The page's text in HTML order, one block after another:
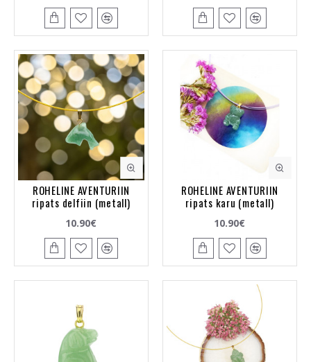
ROHELINE AVENTURIIN
ripats delfiin (metall)
10.90€
ROHELINE AVENTURIIN
ripats karu (metall)
10.90€